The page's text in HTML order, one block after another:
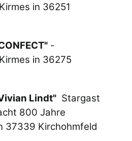
in 36251
-
in 36275
Lindt" Stargast
800 Jahre
37339 Kirchohmfeld